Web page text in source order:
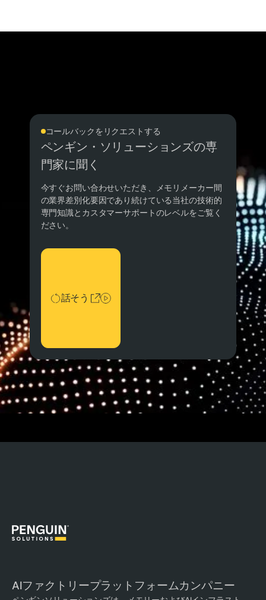
コールバックをリクエストする
ペンギン・ソリューションズの専
門家に聞く
今すぐお問い合わせいただき、メモリメーカー間
の業界差別化要因であり続けている当社の技術的
専門知識とカスタマーサポートのレベルをご覧く
ださい。
話そう
話そう
AIファクトリープラットフォームカンパニー